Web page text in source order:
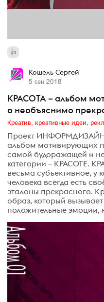
Кошель Сергей
5 сен 2018
КРАСОТА – альбом
о необъяснимо
Креатив, креативные идеи,
Проект ИНФОРМДИЗАЙН
альбом мотивирующих
самой будоражащей и
категории – КРАСОТЕ.
весьма субъективное, у
человека всегда есть
эталоны прекрасного.
образ, который
положительные эмоции,